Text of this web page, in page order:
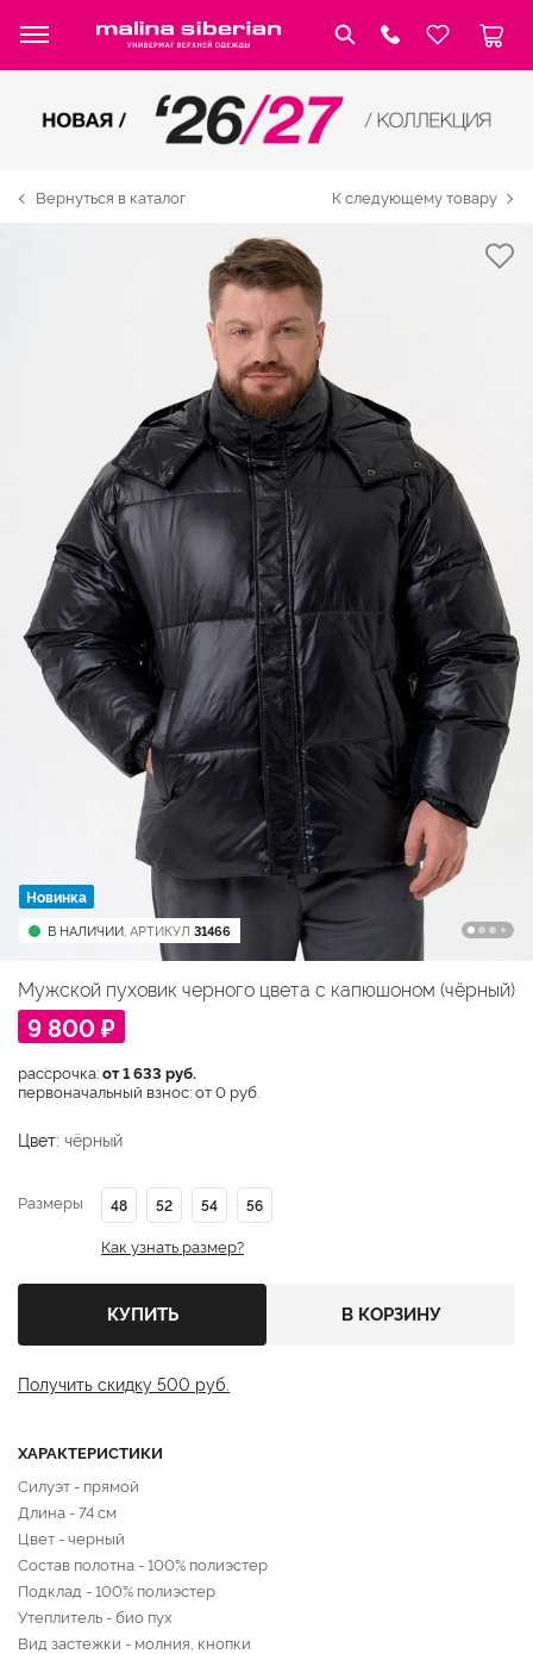
Вернуться в каталог К следующему товару
Новинка
В НАЛИЧИИ, АРТИКУЛ 31466
Мужской пуховик черного цвета с капюшоном (чёрный)
9 800 ₽
рассрочка:от 1 633 руб.
первоначальный взнос: от 0 руб.
Цвет: чёрный
Размеры 48 52 54 56
Как узнать размер?
КУПИТЬ В КОРЗИНУ
Получить скидку 500 руб.
ХАРАКТЕРИСТИКИ
Силуэт - прямой
Длина - 74 см
Цвет - черный
Состав полотна - 100% полиэстер
Подклад - 100% полиэстер
Утеплитель - био пух
Вид застежки - молния, кнопки